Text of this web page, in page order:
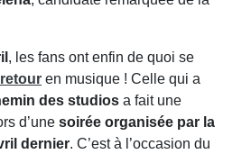
, les fans ont enfin de quoi se
en musique ! Celle qui a
des studios a fait une
d’une soirée organisée par la
dernier. C’est à l’occasion du